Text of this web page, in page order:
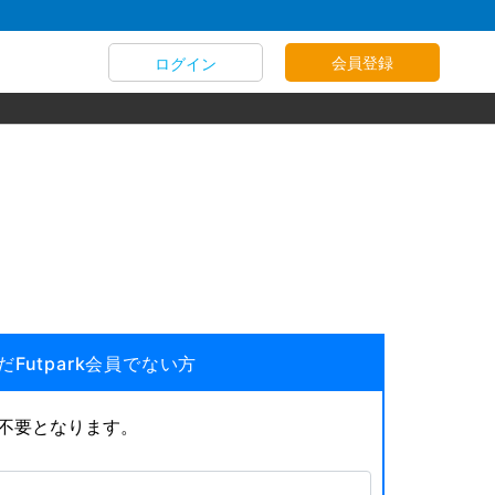
ログイン 会員登録
Futpark会員でない方
となります。